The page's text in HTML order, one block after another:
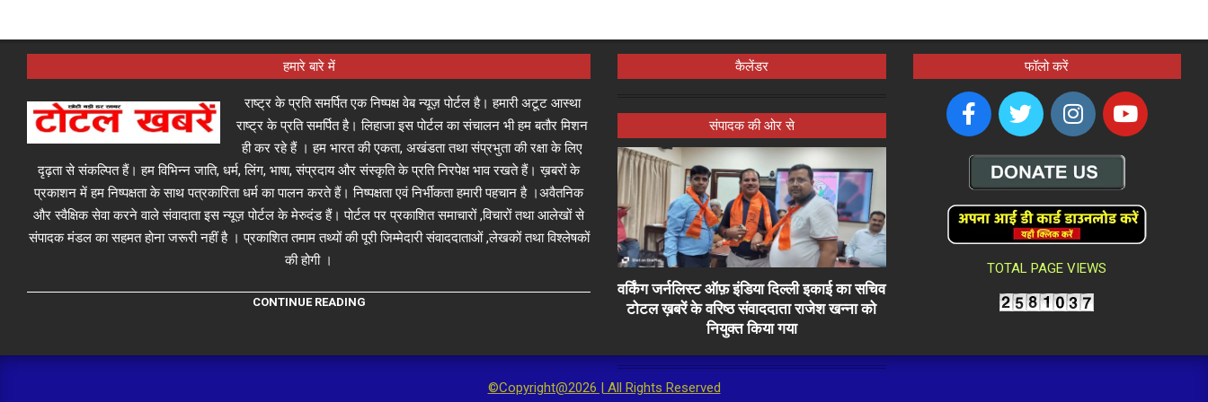
हमारे बारे में
राष्ट्र के प्रति समर्पित एक निष्पक्ष वेब न्यूज़ पोर्टल है। हमारी अटूट आस्था
राष्ट्र के प्रति समर्पित है। लिहाजा इस पोर्टल का संचालन भी हम बतौर मिशन
ही कर रहे हैं । हम भारत की एकता, अखंडता तथा संप्रभुता की रक्षा के लिए
दृढ़ता से संकल्पित हैं। हम विभिन्न जाति, धर्म, लिंग, भाषा, संप्रदाय और संस्कृति के प्रति निरपेक्ष भाव रखते हैं। ख़बरों के
प्रकाशन में हम निष्पक्षता के साथ पत्रकारिता धर्म का पालन करते हैं। निष्पक्षता एवं निर्भीकता हमारी पहचान है ।अवैतनिक
और स्वैक्षिक सेवा करने वाले संवादाता इस न्यूज़ पोर्टल के मेरुदंड हैं। पोर्टल पर प्रकाशित समाचारों ,विचारों तथा आलेखों से
संपादक मंडल का सहमत होना जरूरी नहीं है । प्रकाशित तमाम तथ्यों की पूरी जिम्मेदारी संवाददाताओं ,लेखकों तथा विश्लेषकों
की होगी ।
CONTINUE READING
कैलेंडर
संपादक की ओर से
वर्किंग जर्नलिस्ट ऑफ़ इंडिया दिल्ली इकाई का सचिव
टोटल ख़बरें के वरिष्ठ संवाददाता राजेश खन्ना को
नियुक्त किया गया
फॉलो करें
TOTAL PAGE VIEWS
©Copyright@2026 | All Rights Reserved